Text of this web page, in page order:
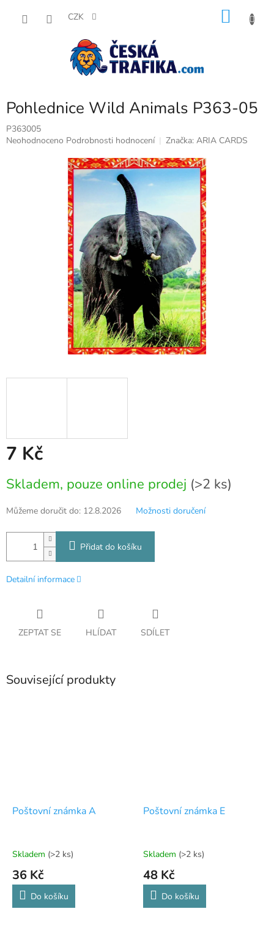
CZK
Pohlednice Wild Animals P363-05
P363005
Průměrné
Neohodnoceno Podrobnosti hodnocení Značka: ARIA CARDS
7 Kč
cena:
Skladem, pouze online prodej (>2 ks)
Můžeme doručit do: 12.8.2026 Možnosti doručení
Přidat do košíku
Detailní informace
ZEPTAT SE HLÍDAT SDÍLET
Související produkty
Poštovní známka A
Skladem (>2 ks)
36 Kč
Do košíku
Poštovní známka E
Skladem (>2 ks)
48 Kč
Do košíku